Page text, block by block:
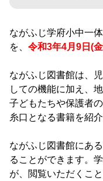
ながふじ学府小中一
を、 令和3年4月9日(
ながふじ図書館は、
しての機能に加え、
子どもたちや保護者
糸口となる書籍を紹
ながふじ図書館にあ
ることができます。
が、閲覧いただくこ